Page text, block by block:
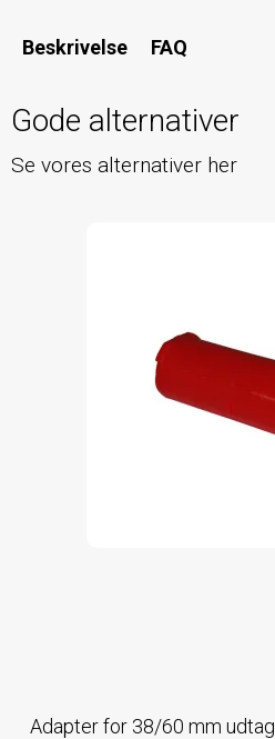
Beskrivelse FAQ
Gode alternativer
Se vores alternativer her
Adapter for 38/60 mm udtag